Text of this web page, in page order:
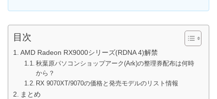
目次
AMD Radeon RX9000シリーズ(RDNA 4)解禁
秋葉原パソコンショップアーク(Ark)の整理券配布は何時
から？
RX 9070XT/9070の価格と発売モデルのリスト情報
まとめ